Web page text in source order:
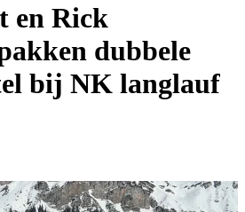
en Rick
dubbele
bij NK langlauf